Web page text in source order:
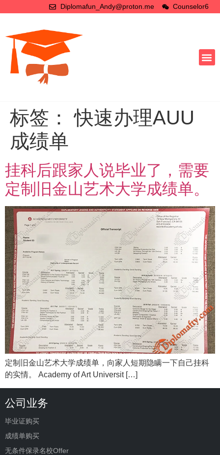
Diplomafun_Andy@proton.me Counselor6
标签：快速办理AUU
成绩单
挂科后跟家人说毕业了，需要
定制旧金山艺术大学成绩单。
定制旧金山艺术大学成绩单，向家人短期隐瞒一下自己挂科
的实情。 Academy of Art Universit […]
公司业务
毕业证购买
成绩单购买
无条件保录名校Offer